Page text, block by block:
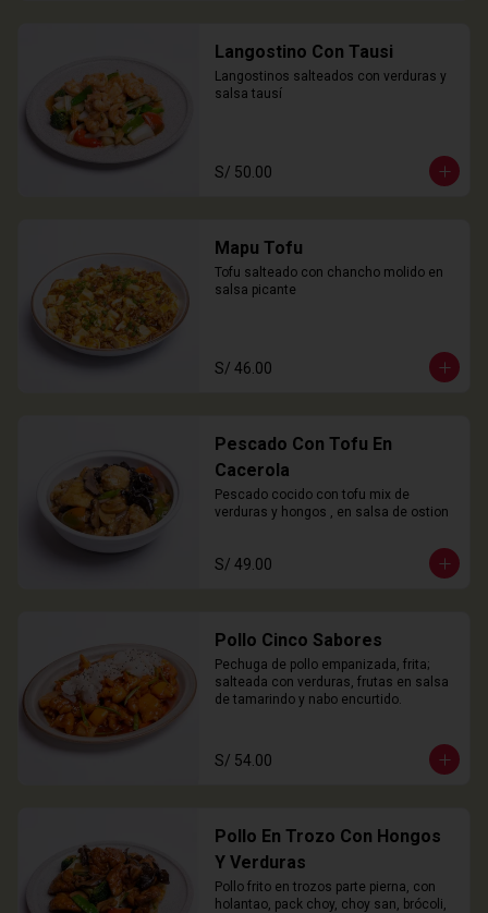
Langostino Con Tausi
Langostinos salteados con verduras y
salsa tausí
S/ 50.00
Mapu Tofu
Tofu salteado con chancho molido en
salsa picante
S/ 46.00
Pescado Con Tofu En
Cacerola
Pescado cocido con tofu mix de
verduras y hongos , en salsa de ostion
S/ 49.00
Pollo Cinco Sabores
Pechuga de pollo empanizada, frita;
salteada con verduras, frutas en salsa
de tamarindo y nabo encurtido.
S/ 54.00
Pollo En Trozo Con Hongos
Y Verduras
Pollo frito en trozos parte pierna, con
holantao, pack choy, choy san, brócoli,